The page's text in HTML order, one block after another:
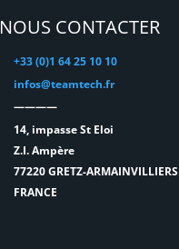
NOUS CONTACTER
+33 (0)1 64 25 10 10
infos@teamtech.fr
————
14, impasse St Eloi
Z.I. Ampère
77220 GRETZ-ARMAINVILLIERS
FRANCE